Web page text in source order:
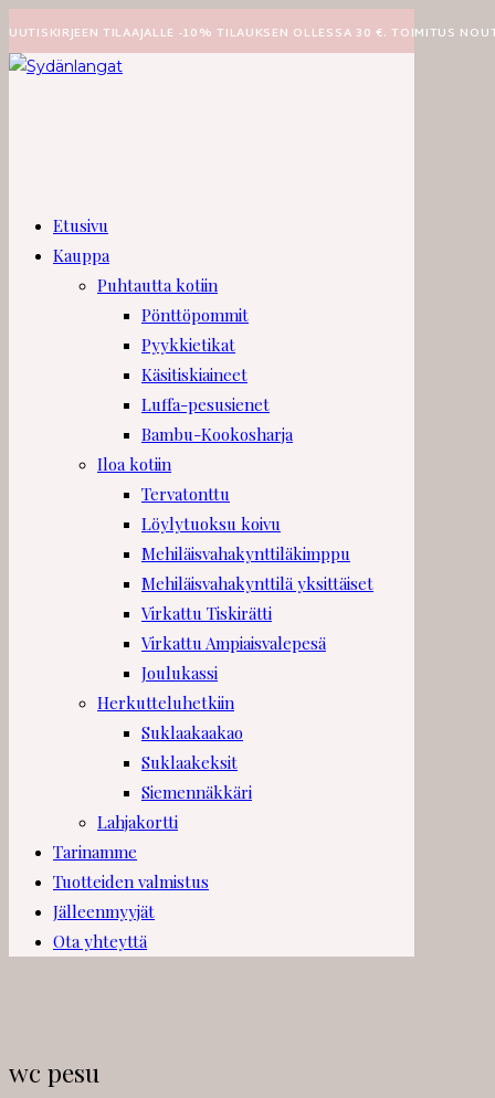
suoraan
sisältöön
UUTISKIRJEEN TILAAJALLE -10% TILAUKSEN OLLESSA 30 €. TOIMITUS
Etusivu
Kauppa
Puhtautta kotiin
Pönttöpommit
Pyykkietikat
Käsitiskiaineet
Luffa-pesusienet
Bambu-Kookosharja
Iloa kotiin
Tervatonttu
Löylytuoksu koivu
Mehiläisvahakynttiläkimppu
Mehiläisvahakynttilä yksittäiset
Virkattu Tiskirätti
Virkattu Ampiaisvalepesä
Joulukassi
Herkutteluhetkiin
Suklaakaakao
Suklaakeksit
Siemennäkkäri
Lahjakortti
Tarinamme
Tuotteiden valmistus
Jälleenmyyjät
Ota yhteyttä
wc pesu